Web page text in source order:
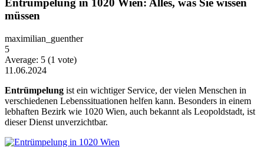
Entrümpelung in 1020 Wien: Alles, was Sie wissen
müssen
maximilian_guenther
5
Average: 5 (1 vote)
11.06.2024
Entrümpelung ist ein wichtiger Service, der vielen Menschen in
verschiedenen Lebenssituationen helfen kann. Besonders in einem
lebhaften Bezirk wie 1020 Wien, auch bekannt als Leopoldstadt, ist
dieser Dienst unverzichtbar.